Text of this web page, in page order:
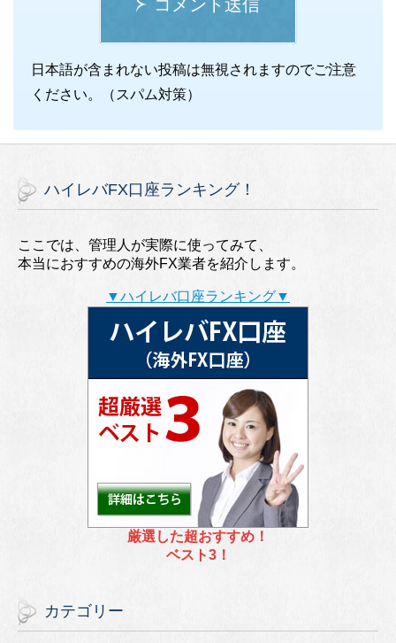
コメント送信
日本語が含まれない投稿は無視されますのでご注意
ください。（スパム対策）
ハイレバFX口座ランキング！
ここでは、管理人が実際に使ってみて、
本当におすすめの海外FX業者を紹介します。
▼ハイレバ口座ランキング▼
厳選した超おすすめ！
ベスト3！
カテゴリー